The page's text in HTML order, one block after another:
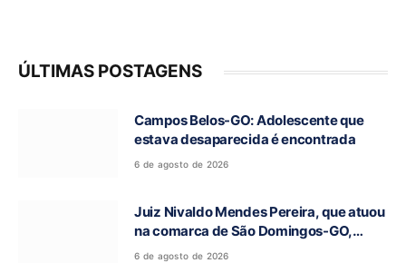
ÚLTIMAS POSTAGENS
Campos Belos-GO: Adolescente que
estava desaparecida é encontrada
6 de agosto de 2026
Juiz Nivaldo Mendes Pereira, que atuou
na comarca de São Domingos-GO,
morre aos 62 anos
6 de agosto de 2026